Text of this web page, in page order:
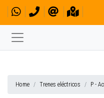
Home Trenes eléctricos P -